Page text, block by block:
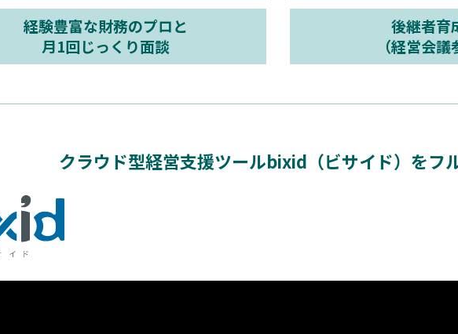
経験豊富な財務のプロと
月1回じっくり面談
後継者育
（経営会議
クラウド型経営支援ツールbixid（ビサイド）をフ